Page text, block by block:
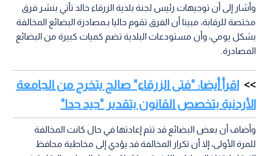
وأشار إلى أن توجيهات رئيس لجنة بلدية الزرقاء خالد تأتي بنشر فرق
مختصة للرقابة، مبينا أن الفرق تقوم حاليا بـمصادرة البضائع المخالفة
بشكل يومي، وأن مستودعات البلدية تضم كميات كبيرة من البضائع
المصادرة.
اقرأ أيضا: "فتى الزرقاء" صالح يتخرج من الجامعة
الأردنية بتخصص القانون بتقدير "جيد جدا"
وأضاف أن بعض البضائع قد تتم إعادتها في حال كانت المخالفة
للمرة الأولى، إلا أن تكرار المخالفة قد يؤدي إلى مخاطبة محافظ